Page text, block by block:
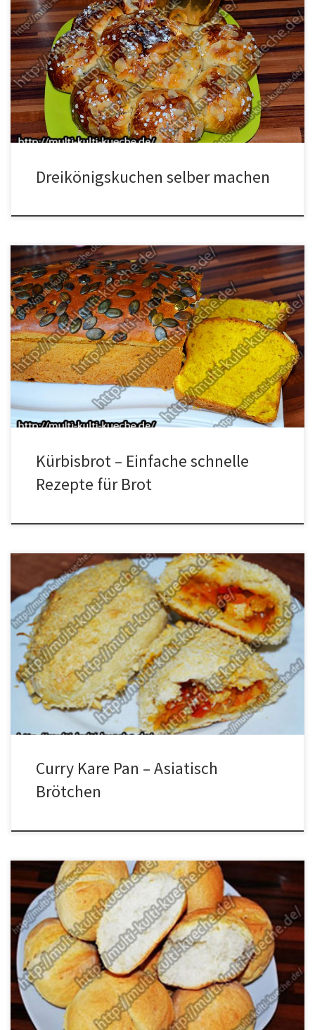
Zutaten für Dreikönigskuchen Für den Teig1 Ei500g Mehl150g
Zucker1 Würfel Hefe230ml Milch70g Butterje nach Geschmack
Cranberry, Rosinen oder Schokostückchen1 Haselnuss oder
Mandel Für die Deko1 EigelbHagelzucker und
Mandelblättchenetwas Puderzucker zum bestreuen Zubereitung
Für den Dreikönigskuchen werden als erstes das Mehl, der Zucker,
die Hefe, die Butter das Ei und die […]
Dreikönigskuchen selber machen
Zutaten für Kürbisbrot Für den Teig1 Ei1 Würfel Hefe300g
Hokkaidokürbis80g Butter400g Mehl1 EL Zucker1 TL Salz Zum
bestreichenetwas Milch Zum bestreuenKürbiskern Zubereitung
Den Hokkaidokürbis etwas klein schneiden, mit etwas Wasser in
einen Kochtopf geben und solange kochen bis er geworden
weich ist. Wenn der Kürbis weich ist alles noch mal […]
Kürbisbrot – Einfache schnelle
Rezepte für Brot
Zutaten für Curry Kare Pan Für den Teig250g MehlZucker100 ml
Wasser1 Würfel Hefe1 EigelbSalzÖl Für die PanadePaniermehl
(Panko)Eiweis Für die Füllung3 Karotte2 Zwiebel250g Geflügel1
Spitzpaprika rot1 Knoblauchzehe100 ml Hühnerbrüheein Esslöffel
CurrypulverPaprikapulver edelsüßein EL. MehlSalz Zubereitung für
Curry Kare Pan Das Gemüse und das Fleisch klein schneiden. Aus
Mehl, im Wasser […]
Curry Kare Pan – Asiatisch
Brötchen
Zutaten für Brötchen Rezept 500g Mehl1 Ei1 Würfel Hefe250 ml
WasserSalz Zubereitung für Brötchen Rezept Alle Zutaten zu
einem Teig verkneten. Den Teig auf eine bemehlte Arbeitsfläche
geben und noch einmal durchkneten. Mit einer Schüssel bedecken
und gehen lassen. Danach noch einmal durchkneten. Zu einer
Wurst formen und in Scheiben […]